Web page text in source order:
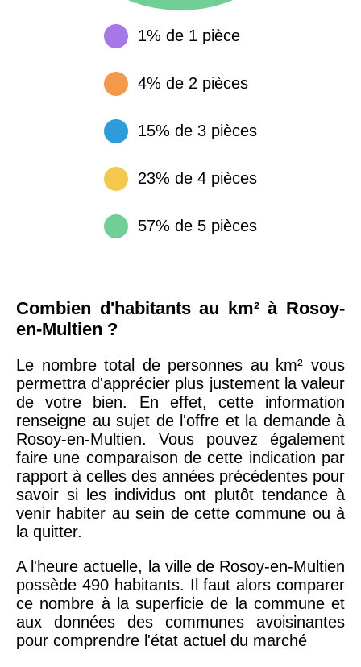
1% de 1 pièce
4% de 2 pièces
15% de 3 pièces
23% de 4 pièces
57% de 5 pièces
Combien d'habitants au km² à Rosoy-
en-Multien ?
Le nombre total de personnes au km² vous
permettra d'apprécier plus justement la valeur
de votre bien. En effet, cette information
renseigne au sujet de l'offre et la demande à
Rosoy-en-Multien. Vous pouvez également
faire une comparaison de cette indication par
rapport à celles des années précédentes pour
savoir si les individus ont plutôt tendance à
venir habiter au sein de cette commune ou à
la quitter.
A l'heure actuelle, la ville de Rosoy-en-Multien
possède 490 habitants. Il faut alors comparer
ce nombre à la superficie de la commune et
aux données des communes avoisinantes
pour comprendre l'état actuel du marché